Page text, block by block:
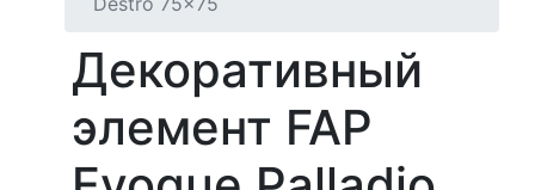
Декоративный
элемент FAP